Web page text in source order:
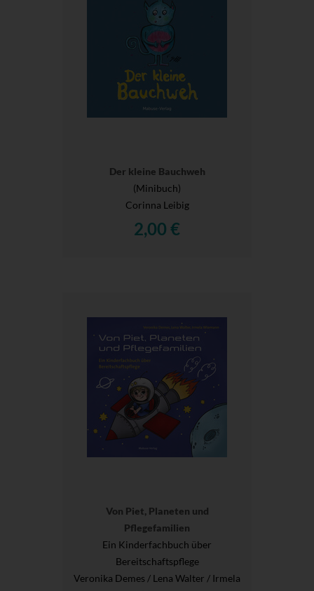
Der kleine Bauchweh
(Minibuch)
Corinna Leibig
2,00 €
Von Piet, Planeten und
Pflegefamilien
Ein Kinderfachbuch über
Bereitschaftspflege
Veronika Demes / Lena Walter / Irmela